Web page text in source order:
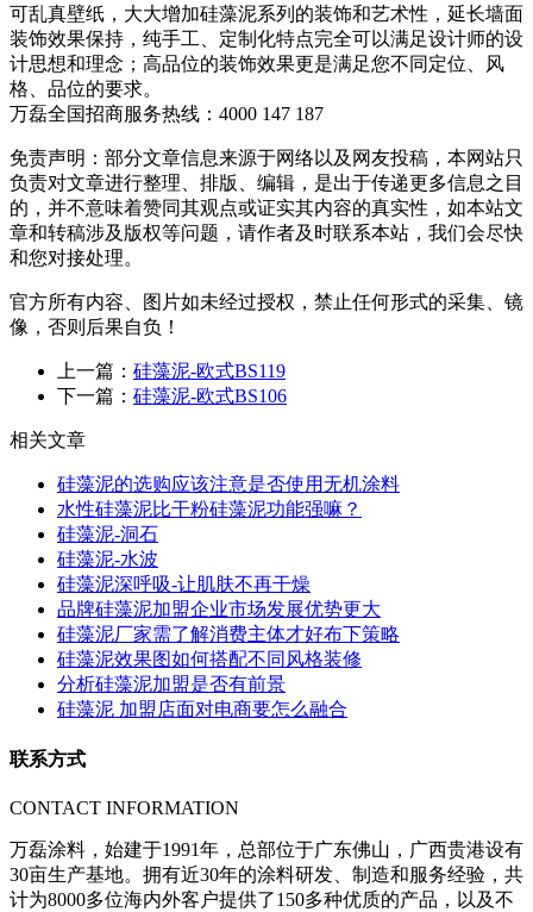
可乱真壁纸，大大增加硅藻泥系列的装饰和艺术性，延长墙面
装饰效果保持，纯手工、定制化特点完全可以满足设计师的设
计思想和理念；高品位的装饰效果更是满足您不同定位、风
格、品位的要求。
万磊全国招商服务热线： 4000 147 187
免责声明：部分文章信息来源于网络以及网友投稿，本网站只
负责对文章进行整理、排版、编辑，是出于传递更多信息之目
的，并不意味着赞同其观点或证实其内容的真实性，如本站文
章和转稿涉及版权等问题，请作者及时联系本站，我们会尽快
和您对接处理。
官方所有内容、图片如未经过授权，禁止任何形式的采集、镜
像，否则后果自负！
上一篇： 硅藻泥-欧式BS119
下一篇： 硅藻泥-欧式BS106
相关文章
硅藻泥的选购应该注意是否使用无机涂料
水性硅藻泥比干粉硅藻泥功能强嘛？
硅藻泥-洞石
硅藻泥-水波
硅藻泥深呼吸-让肌肤不再干燥
品牌硅藻泥加盟企业市场发展优势更大
硅藻泥厂家需了解消费主体才好布下策略
硅藻泥效果图如何搭配不同风格装修
分析硅藻泥加盟是否有前景
硅藻泥 加盟店面对电商要怎么融合
联系方式
CONTACT INFORMATION
万磊涂料，始建于1991年，总部位于广东佛山，广西贵港设有
30亩生产基地。拥有近30年的涂料研发、制造和服务经验，共
计为8000多位海内外客户提供了150多种优质的产品，以及不